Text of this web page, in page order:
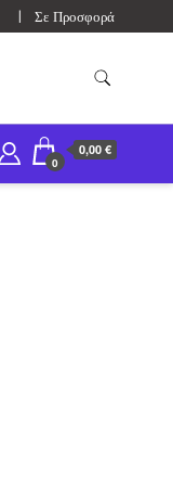
Σε Προσφορά
0
0,00 €